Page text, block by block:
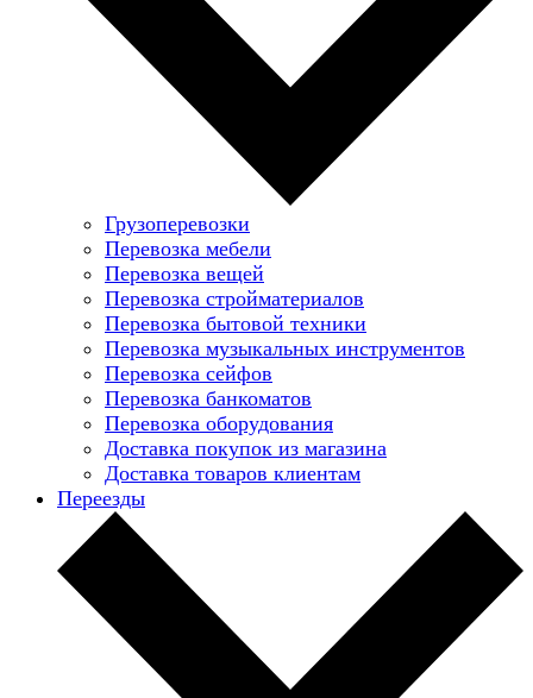
Грузоперевозки
Перевозка мебели
Перевозка вещей
Перевозка стройматериалов
Перевозка бытовой техники
Перевозка музыкальных инструментов
Перевозка сейфов
Перевозка банкоматов
Перевозка оборудования
Доставка покупок из магазина
Доставка товаров клиентам
Переезды